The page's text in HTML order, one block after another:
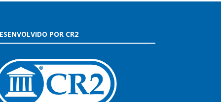
POR CR2